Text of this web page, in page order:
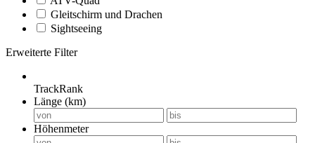
Gleitschirm und Drachen
Sightseeing
Erweiterte Filter
TrackRank
Länge (km)
Höhenmeter